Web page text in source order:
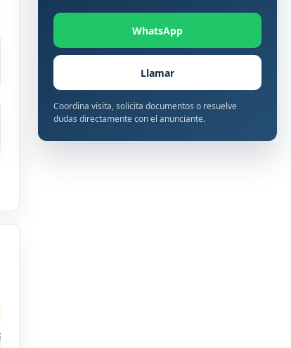
WhatsApp
Llamar
Coordina visita, solicita documentos o resuelve
dudas directamente con el anunciante.